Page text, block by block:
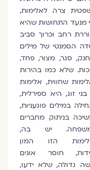
צרה לאלימות,
מנעד התחושות שהיא
רחב וכרוך סביב
הסמנטי של מילים
סגר, מצור, פחד,
שלא כמו בהירות
שחווית, אלימות
בני זוג, היא ספירלית,
במילים פוגעניות,
בניתוק מחברים
יש בה,
הזו המון
חוסר אונים
גדולה, שלא ידעו,